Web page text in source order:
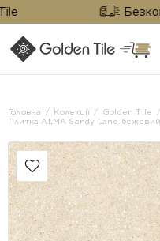
Головна Колекції Golden Tile
Плитка ALMA Sandy Lane